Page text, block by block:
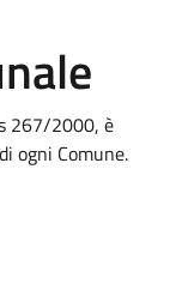
267/2000, è
ogni Comune.